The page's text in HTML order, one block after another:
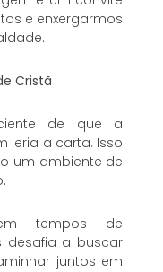
e enxergarmos
Cristã
de que a
leria a carta. Isso
um ambiente de
tempos de
desafia a buscar
juntos em